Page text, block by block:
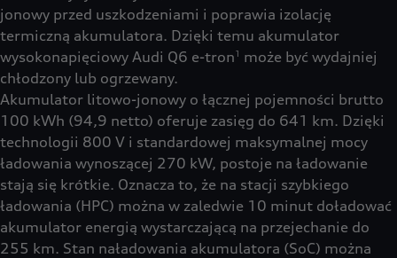
jonowy przed uszkodzeniami i poprawia izolację
termiczną akumulatora. Dzięki temu akumulator
wysokonapięciowy Audi Q6 e-tron1
może być wydajniej
chłodzony lub ogrzewany.
Akumulator litowo-jonowy o łącznej pojemności brutto
100 kWh (94,9 netto) oferuje zasięg do 641 km. Dzięki
technologii 800 V i standardowej maksymalnej mocy
ładowania wynoszącej 270 kW, postoje na ładowanie
stają się krótkie. Oznacza to, że na stacji szybkiego
ładowania (HPC) można w zaledwie 10 minut doładować
akumulator energią wystarczającą na przejechanie do
255 km. Stan naładowania akumulatora (SoC) można